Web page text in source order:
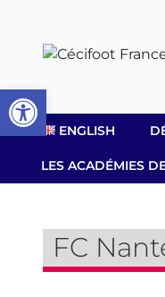
contenu
ENGLISH
LES ACADÉMIES
FC
Ouvrir la barre d’outils